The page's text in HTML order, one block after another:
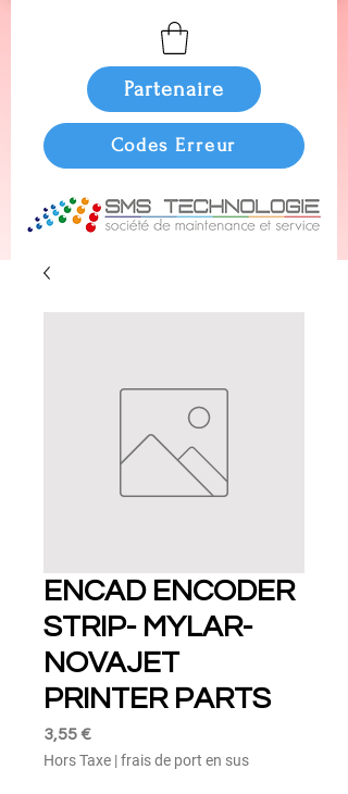
Partenaire
Codes Erreur
ENCAD ENCODER
STRIP- MYLAR-
NOVAJET
PRINTER PARTS
3,55 €Prix
Hors Taxe |frais de port en sus